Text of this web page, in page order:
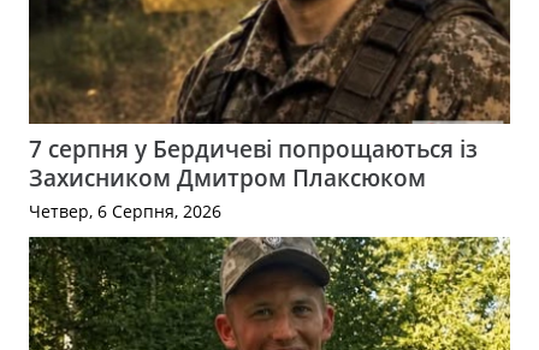
7 серпня у Бердичеві попрощаються із
Захисником Дмитром Плаксюком
Четвер, 6 Серпня, 2026